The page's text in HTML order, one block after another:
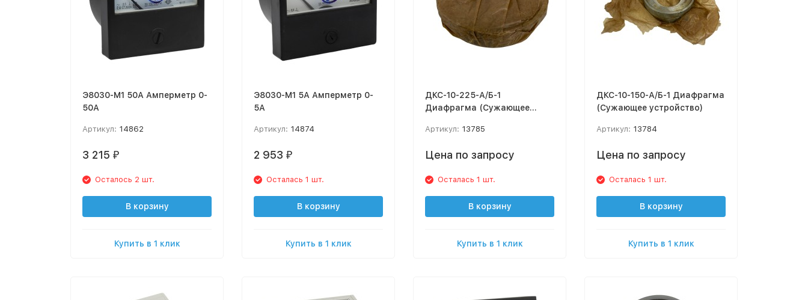
Э8030-М1 50А Амперметр 0-
50А
Артикул: 14862
3 215 ₽
Осталось 2 шт.
В корзину
Купить в 1 клик
Э8030-М1 5А Амперметр 0-
5А
Артикул: 14874
2 953 ₽
Осталась 1 шт.
В корзину
Купить в 1 клик
ДКС-10-225-А/Б-1
Диафрагма (Сужающее
Артикул: 13785
Цена по запросу
Осталась 1 шт.
В корзину
Купить в 1 клик
ДКС-10-150-А/Б-1 Диафрагма
(Сужающее устройство)
Артикул: 13784
Цена по запросу
Осталась 1 шт.
В корзину
Купить в 1 клик